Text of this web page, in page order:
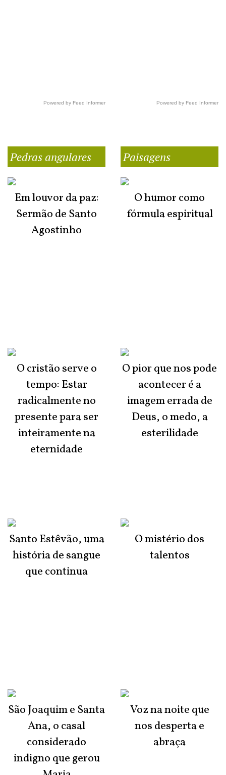
Powered by Feed Informer Powered by Feed Informer
Pedras angulares
Em louvor da paz:
Sermão de Santo
Agostinho
O cristão serve o
tempo: Estar
radicalmente no
presente para ser
inteiramente na
eternidade
Santo Estêvão, uma
história de sangue
que continua
São Joaquim e Santa
Ana, o casal
considerado
indigno que gerou
Paisagens
O humor como
fórmula espiritual
O pior que nos pode
acontecer é a
imagem errada de
Deus, o medo, a
esterilidade
O mistério dos
talentos
Voz na noite que
nos desperta e
abraça